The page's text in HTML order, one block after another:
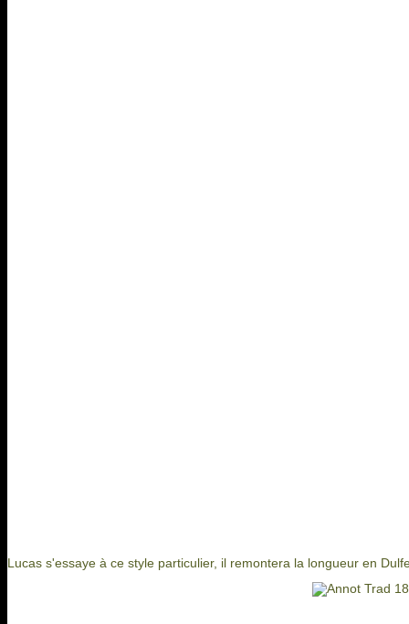
Lucas s'essaye à ce style particulier, il remontera la longueur en